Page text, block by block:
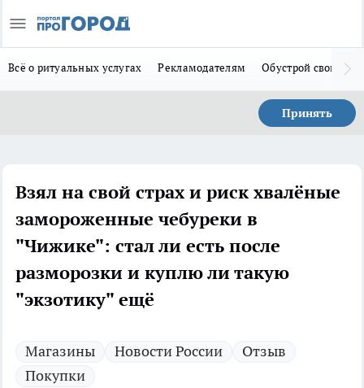
Всё о ритуальных услугах Рекламодателям Обустрой свой дом
Принять
Взял на свой страх и риск хвалёные
замороженные чебуреки в
"Чижике": стал ли есть после
разморозки и куплю ли такую
"экзотику" ещё
Магазины Новости России
Отзыв
Покупки